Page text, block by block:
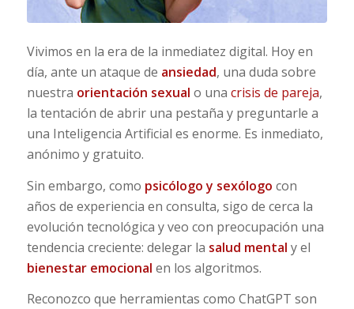
Vivimos en la era de la inmediatez digital. Hoy en
día, ante un ataque de ansiedad, una duda sobre
nuestra orientación sexual o una crisis de pareja,
la tentación de abrir una pestaña y preguntarle a
una Inteligencia Artificial es enorme. Es inmediato,
anónimo y gratuito.
Sin embargo, como psicólogoy sexólogo con
años de experiencia en consulta, sigo de cerca la
evolución tecnológica y veo con preocupación una
tendencia creciente: delegar la salud mental y el
bienestar emocional en los algoritmos.
Reconozco que herramientas como ChatGPT son